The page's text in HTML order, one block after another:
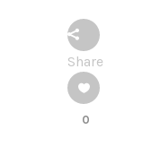
Share
0